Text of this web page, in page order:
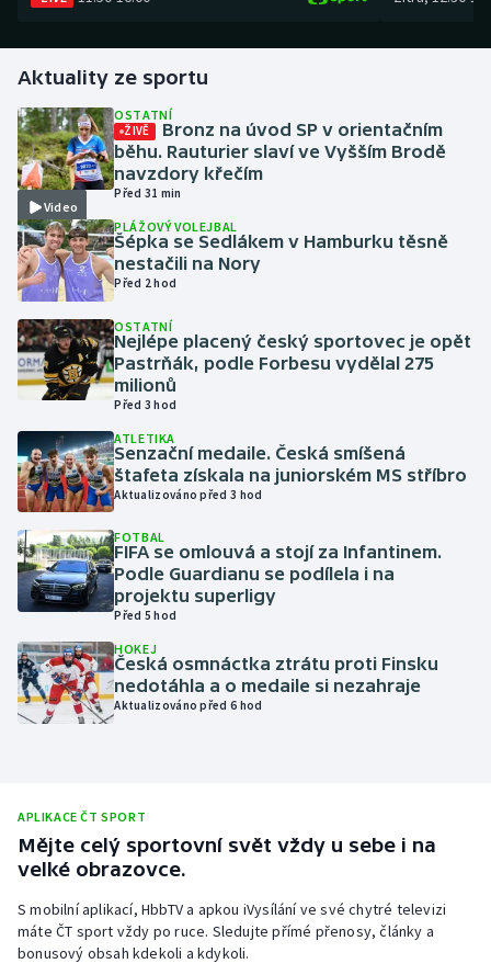
Golf
Gymnastika
Házená
Jezdectví
Judo
Krasobruslení
Lezení
Lyže a snowboard
Moderní pětiboj
Motorsport
Olympijské hry
Parasport
Plavání
Ragby
Rychlobruslení
Rychlostní kanoistika
Aktuality ze sportu
Video
OSTATNÍ
ŽIVĚ
Bronz na úvod SP v orientačním
běhu. Rauturier slaví ve Vyšším Brodě
navzdory křečím
Před 31 min
PLÁŽOVÝ VOLEJBAL
Šépka se Sedlákem v Hamburku těsně
nestačili na Nory
Před 2 hod
OSTATNÍ
Nejlépe placený český sportovec je opět
Pastrňák, podle Forbesu vydělal 275
milionů
Před 3 hod
ATLETIKA
Senzační medaile. Česká smíšená
štafeta získala na juniorském MS stříbro
Aktualizováno před 3 hod
FOTBAL
FIFA se omlouvá a stojí za Infantinem.
Podle Guardianu se podílela i na
projektu superligy
Před 5 hod
HOKEJ
Česká osmnáctka ztrátu proti Finsku
nedotáhla a o medaile si nezahraje
Aktualizováno před 6 hod
APLIKACE ČT SPORT
Mějte celý sportovní svět vždy u sebe i na
velké obrazovce.
S mobilní aplikací, HbbTV a apkou iVysílání ve své chytré televizi
máte ČT sport vždy po ruce. Sledujte přímé přenosy, články a
bonusový obsah kdekoli a kdykoli.